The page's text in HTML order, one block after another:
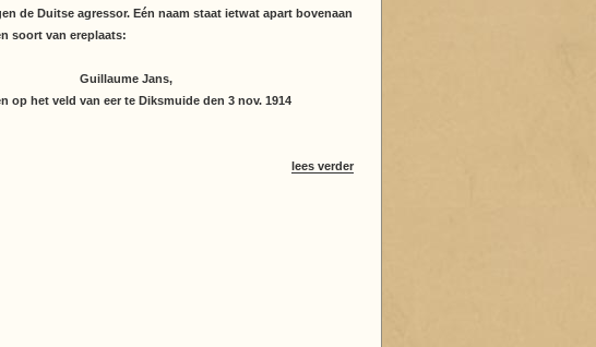
de Duitse agressor. Eén naam staat ietwat apart bovenaan
soort van ereplaats:
Guillaume Jans,
op het veld van eer te Diksmuide den 3 nov. 1914
lees verder